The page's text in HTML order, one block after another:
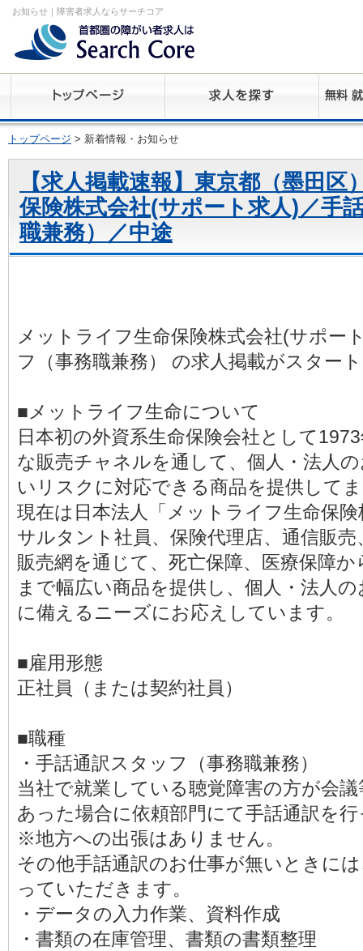
お知らせ｜障害者求人ならサーチコア
トップページ > 新着情報・お知らせ
【求人掲載速報】東京都（墨田
保険株式会社(サポート求人)／手
職兼務）／中途
メットライフ生命保険株式会社(サポ
フ（事務職兼務） の求人掲載がスター
■メットライフ生命について
日本初の外資系生命保険会社として
な販売チャネルを通して、個人・法人
いリスクに対応できる商品を提供して
現在は日本法人「メットライフ生命保
サルタント社員、保険代理店、通信販
販売網を通じて、死亡保障、医療保障
まで幅広い商品を提供し、個人・法人
に備えるニーズにお応えしています。
■雇用形態
正社員（または契約社員）
■職種
・手話通訳スタッフ（事務職兼務）
当社で就業している聴覚障害の方が会
あった場合に依頼部門にて手話通訳を
※地方への出張はありません。
その他手話通訳のお仕事が無いときに
っていただきます。
・データの入力作業、資料作成
・書類の在庫管理、書類の書類整理